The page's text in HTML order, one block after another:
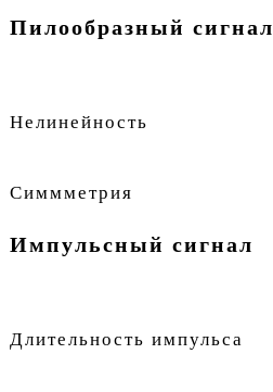
Пилообразный сигнал
Нелинейность
Симмметрия
Импульсный сигнал
Длительность импульса